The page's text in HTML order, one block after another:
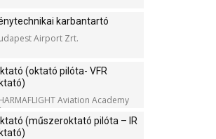
karbantartó
Airport Zrt.
(oktató pilóta- VFR
Aviation Academy
(műszeroktató pilóta – IR